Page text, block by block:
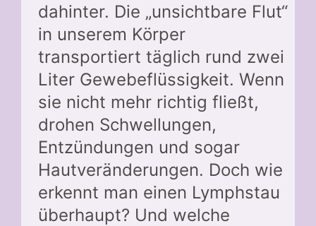
dahinter. Die „unsichtbare Flut“
in unserem Körper
transportiert täglich rund zwei
Liter Gewebeflüssigkeit. Wenn
sie nicht mehr richtig fließt,
drohen Schwellungen,
Entzündungen und sogar
Hautveränderungen. Doch wie
erkennt man einen Lymphstau
überhaupt? Und welche